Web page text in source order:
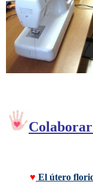
♥ El útero